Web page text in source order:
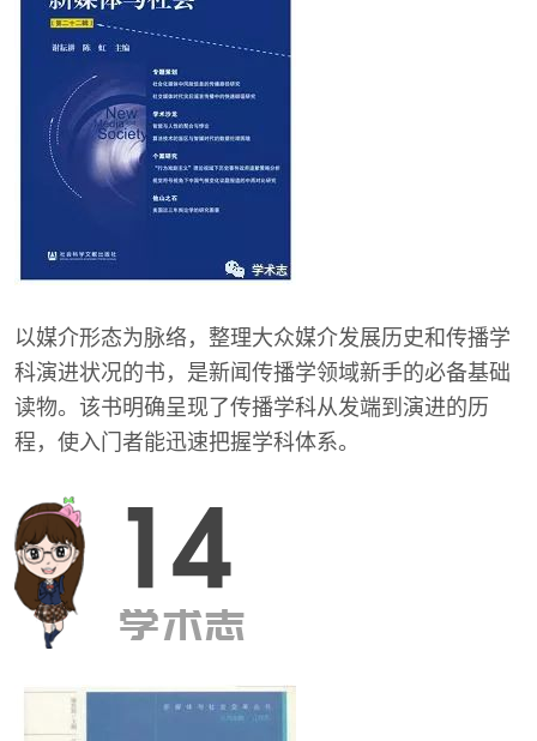
以媒介形态为脉络，整理大众媒介发展历史和传播学
科演进状况的书，是新闻传播学领域新手的必备基础
读物。该书明确呈现了传播学科从发端到演进的历
程，使入门者能迅速把握学科体系。